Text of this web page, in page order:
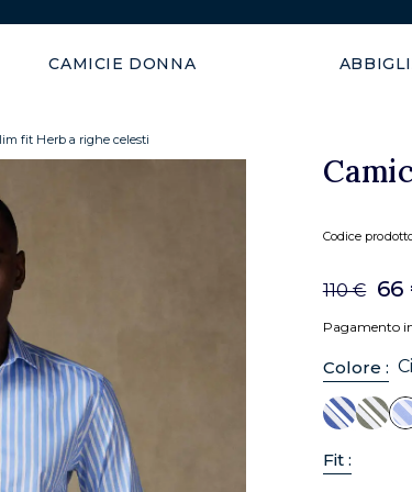
Spedizione
CAMICIE DONNA
fit Herb a righe celesti
Codice
110 € 66
Pagamento
Colore :
Fit :